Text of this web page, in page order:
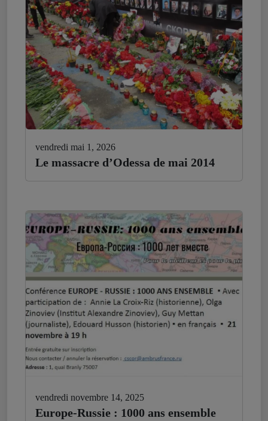
vendredi mai 1, 2026
Le massacre d’Odessa de mai 2014
vendredi novembre 14, 2025
Europe-Russie : 1000 ans ensemble